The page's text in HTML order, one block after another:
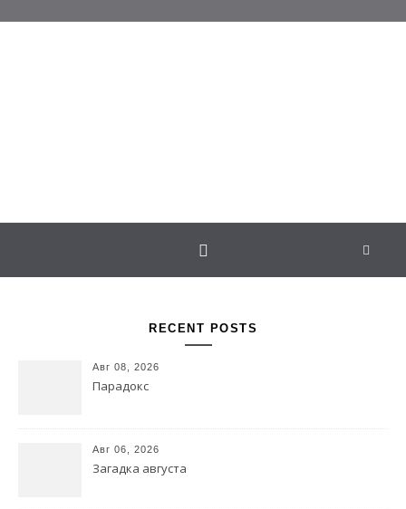
RECENT POSTS
Авг 08, 2026
Парадокс
Авг 06, 2026
Загадка августа